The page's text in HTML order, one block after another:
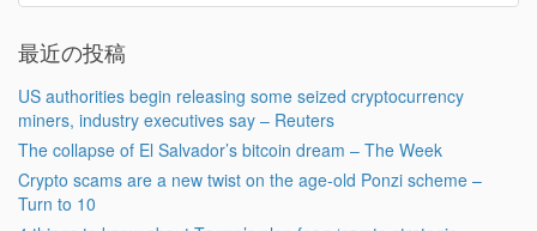
最近の投稿
US authorities begin releasing some seized cryptocurrency
miners, industry executives say – Reuters
The collapse of El Salvador’s bitcoin dream – The Week
Crypto scams are a new twist on the age-old Ponzi scheme –
Turn to 10